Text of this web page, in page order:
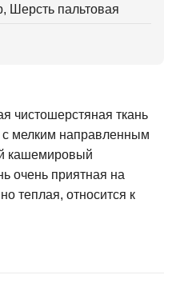
Шерсть пальтовая
чистошерстяная ткань
с мелким направленным
кашемировый
очень приятная на
теплая, относится к